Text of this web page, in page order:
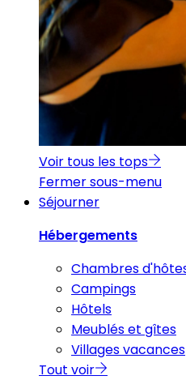
Voir tous les tops
Fermer sous-menu
Séjourner
Hébergements
Chambres
Campings
Hôtels
Meublés et gîtes
Villages vacances
Tout voir